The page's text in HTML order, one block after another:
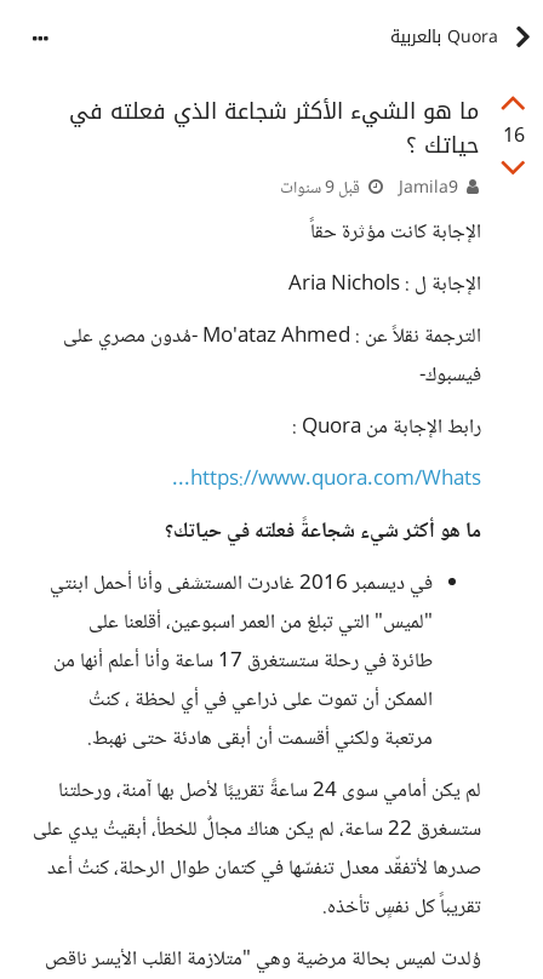
Quora بالعربية
16
ما هو الشيء الأكثر شجاعة الذي فعلته في
حياتك ؟
قبل 9 سنوات
الإجابة كانت مؤثرة حقاً
الإجابة ل : Aria Nichols
الترجمة نقلاً عن : Mo'ataz Ahmed -مُدون مصري على
فيسبوك-
رابط الإجابة من Quora :
https://www.quora.com/Whats...
ما هو أكثر شيء شجاعةً فعلته في حياتك؟
في ديسمبر 2016 غادرت المستشفى وأنا أحمل ابنتي
"لميس" التي تبلغ من العمر اسبوعين، أقلعنا على
طائرة في رحلة ستستغرق 17 ساعة وأنا أعلم أنها من
الممكن أن تموت على ذراعي في أي لحظة ، كنتُ
مرتعبة ولكني أقسمت أن أبقى هادئة حتى نهبط.
لم يكن أمامي سوى 24 ساعةً تقريبًا لأصل بها آمنة، ورحلتنا
ستسغرق 22 ساعة، لم يكن هناك مجالٌ للخطأ، أبقيتُ يدي على
صدرها لأتفقّد معدل تنفسّها في كتمان طوال الرحلة، كنتُ أعد
تقريباً كل نفسٍ تأخذه.
وُلدت لميس بحالة مرضية وهي "متلازمة القلب الأيسر ناقص